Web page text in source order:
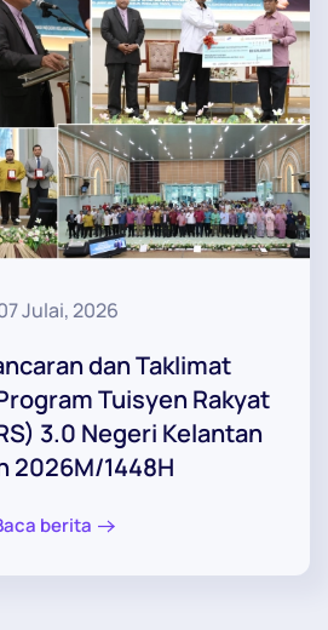
Julai, 2026
dan Taklimat
Tuisyen Rakyat
3.0 Negeri Kelantan
2026M/1448H
berita